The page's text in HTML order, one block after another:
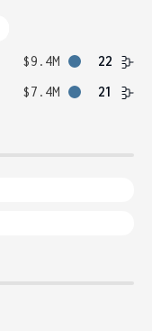
$9.4M
22
$7.4M 21